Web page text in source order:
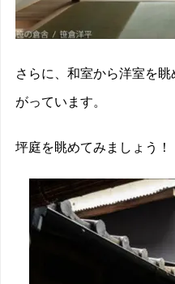
さらに、和室から洋室を
がっています。
坪庭を眺めてみましょう！